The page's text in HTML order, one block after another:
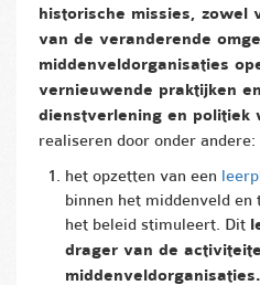
historische missies, zowel
van de veranderende
middenveldorganisaties
vernieuwende praktijken
dienstverlening en politiek
realiseren door onder andere:
het opzetten van een
binnen het middenveld en
het beleid stimuleert. Dit
drager van de
middenveldorganisaties.